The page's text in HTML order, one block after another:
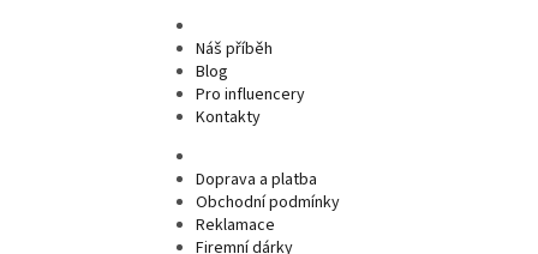
Náš příběh
Blog
Pro influencery
Kontakty
Doprava a platba
Obchodní podmínky
Reklamace
Firemní dárky